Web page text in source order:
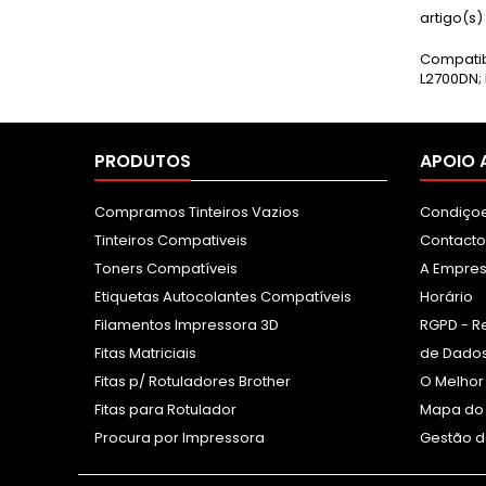
artigo(s)
PRODUTOS
Compramos Tinteiros Vazios
Tinteiros Compativeis
Toners Compatíveis
Etiquetas Autocolantes Compatíveis
Filamentos Impressora 3D
Fitas Matriciais
Fitas p/ Rotuladores Brother
Fitas para Rotulador
Procura por Impressora
APOIO
A
Horário
RGPD -
de
O
Mapa do
Gestão